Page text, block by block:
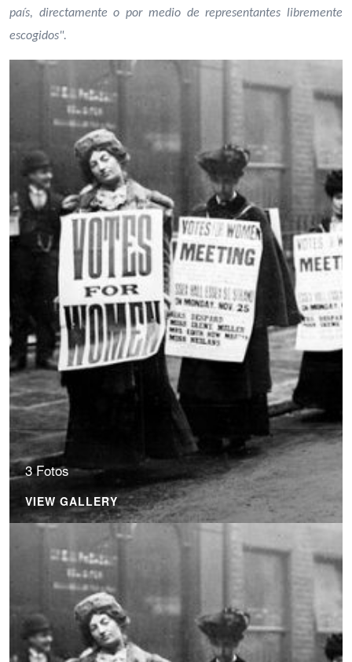
país, directamente o por medio de representantes libremente
escogidos".
3 Fotos
VIEW GALLERY